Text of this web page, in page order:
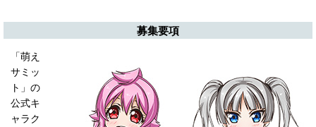
募集要項
「萌え
サミッ
ト」の
公式キ
ャラク